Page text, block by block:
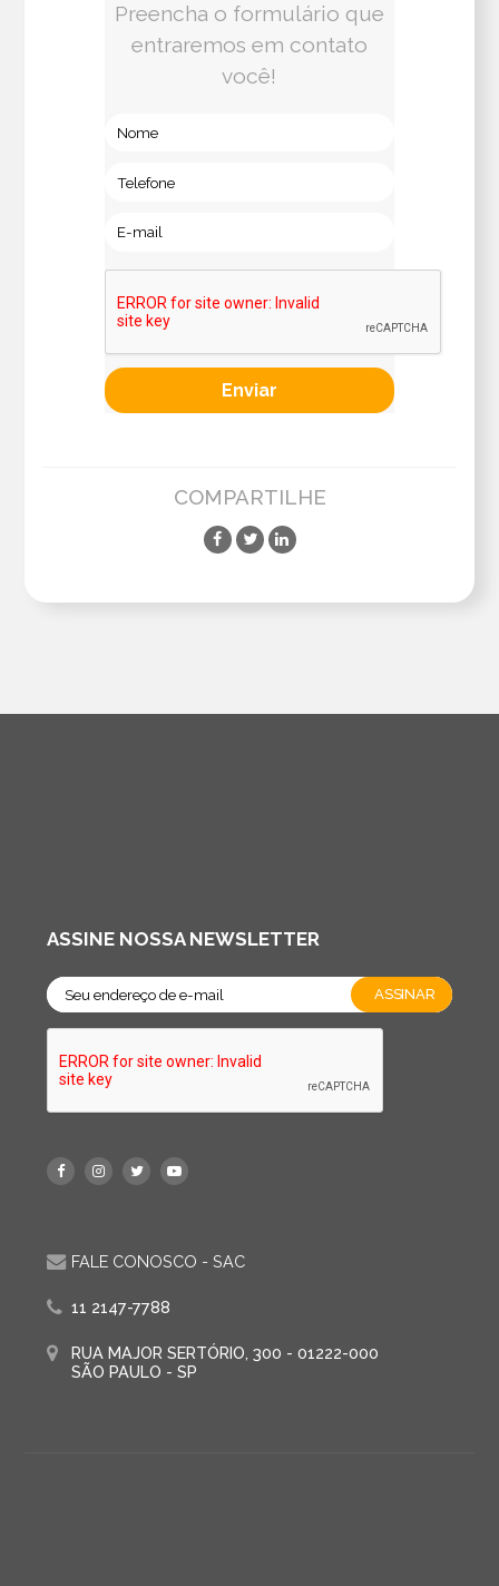
Preencha o formulário que
entraremos em contato
você!
COMPARTILHE
ASSINE NOSSA NEWSLETTER
FALE CONOSCO - SAC
11 2147-7788
RUA MAJOR SERTÓRIO, 300 - 01222-000
SÃO PAULO - SP